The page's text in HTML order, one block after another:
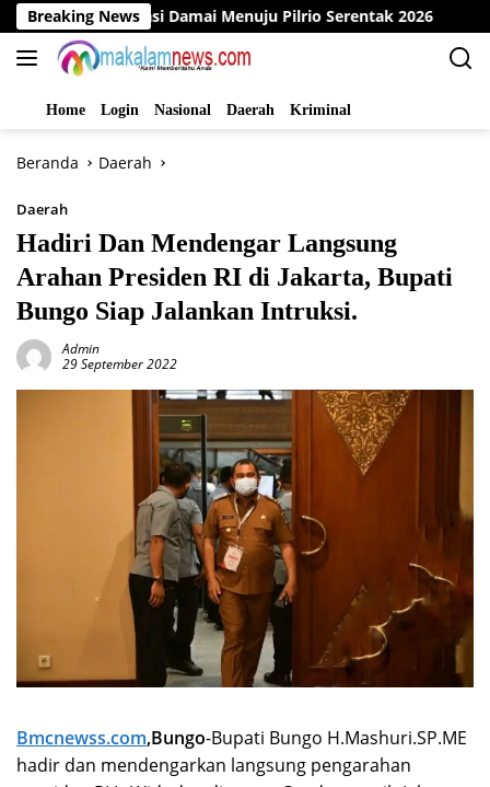
Langsung
ke
konten
Breaking News
Damai Menuju Pilrio Serentak 2026 Dinas
Home Login Nasional Daerah Kriminal
Beranda Daerah
Daerah
Hadiri Dan Mendengar Langsung
Arahan Presiden RI di Jakarta, Bupati
Bungo Siap Jalankan Intruksi.
Admin
29 September 2022
Bmcnewss.com,Bungo-Bupati Bungo H.Mashuri.SP.ME
hadir dan mendengarkan langsung pengarahan